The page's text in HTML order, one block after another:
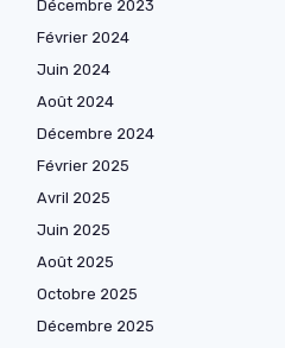
Décembre 2023
Février 2024
Juin 2024
Août 2024
Décembre 2024
Février 2025
Avril 2025
Juin 2025
Août 2025
Octobre 2025
Décembre 2025